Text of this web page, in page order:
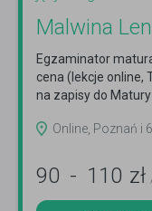
Malwina
Egzaminator
cena (lekcje online,
na zapisy do
Online, Poznań i
90 - 110 zł